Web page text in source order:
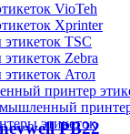
VioTeh
Xprinter
TSC
Zebra
Атол
принтер
этикеток
PB22